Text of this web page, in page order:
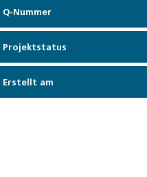
Q-Nummer
Projektstatus
Erstellt am